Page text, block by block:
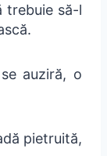
trebuie să-l
auziră, o
pietruită,